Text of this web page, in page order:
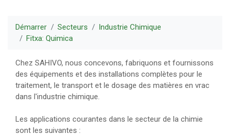
Démarrer Secteurs
Industrie Chimique
Fitxa: Quimica
Chez SAHIVO, nous concevons, fabriquons et fournissons
des équipements et des installations complètes pour le
traitement, le transport et le dosage des matières en vrac
dans l'industrie chimique.
Les applications courantes dans le secteur de la chimie
sont les suivantes :